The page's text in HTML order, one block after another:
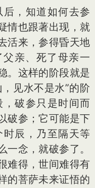
，知道如何去参
情也跟著出现，就
活来，参得昏天地
亲、死了母亲一
。这样的阶段就是
见水不是水”的阶
破参只是时间而
破参；它可能是下
辰，乃至隔天等
念，就破参了。
难得，世间难得有
的菩萨未来证悟的